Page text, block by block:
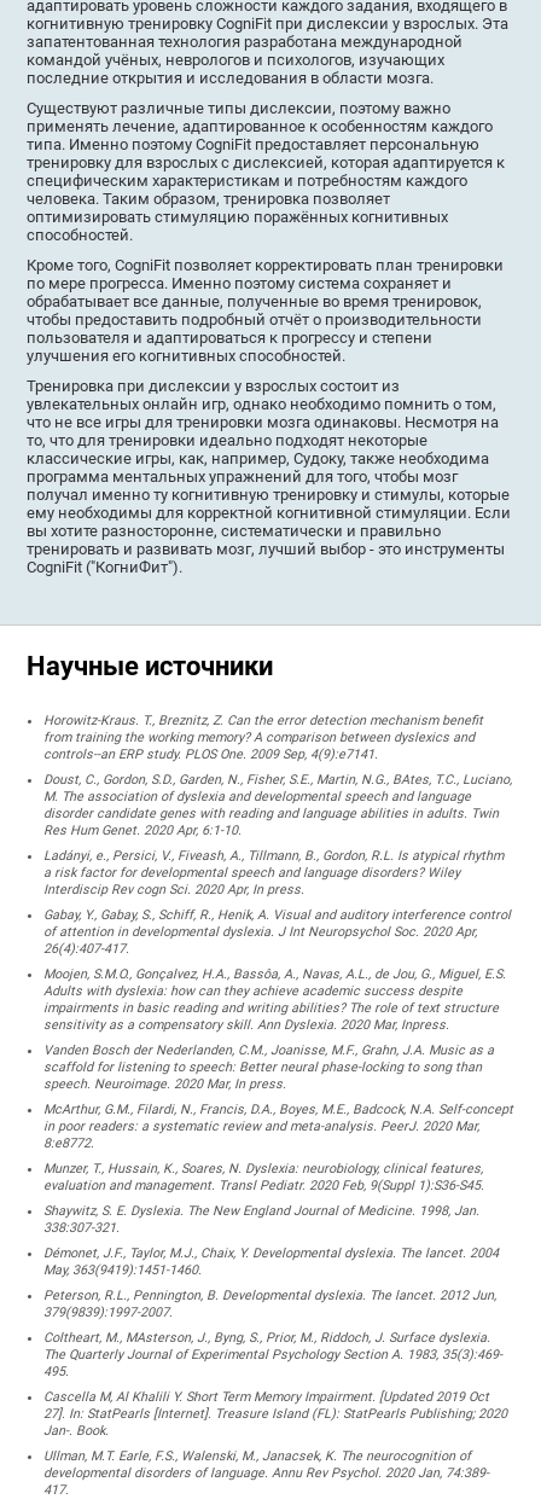
адаптировать уровень сложности каждого задания, входящего в
когнитивную тренировку CogniFit при дислексии у взрослых. Эта
запатентованная технология разработана международной
командой учёных, неврологов и психологов, изучающих
последние открытия и исследования в области мозга.
Существуют различные типы дислексии, поэтому важно
применять лечение, адаптированное к особенностям каждого
типа. Именно поэтому CogniFit предоставляет персональную
тренировку для взрослых с дислексией, которая адаптируется к
специфическим характеристикам и потребностям каждого
человека. Таким образом, тренировка позволяет
оптимизировать стимуляцию поражённых когнитивных
способностей.
Кроме того, CogniFit позволяет корректировать план тренировки
по мере прогресса. Именно поэтому система сохраняет и
обрабатывает все данные, полученные во время тренировок,
чтобы предоставить подробный отчёт о производительности
пользователя и адаптироваться к прогрессу и степени
улучшения его когнитивных способностей.
Тренировка при дислексии у взрослых состоит из
увлекательных онлайн игр, однако необходимо помнить о том,
что не все игры для тренировки мозга одинаковы. Несмотря на
то, что для тренировки идеально подходят некоторые
классические игры, как, например, Судоку, также необходима
программа ментальных упражнений для того, чтобы мозг
получал именно ту когнитивную тренировку и стимулы, которые
ему необходимы для корректной когнитивной стимуляции. Если
вы хотите разносторонне, систематически и правильно
тренировать и развивать мозг, лучший выбор - это инструменты
CogniFit ("КогниФит").
Научные источники
Horowitz-Kraus. T., Breznitz, Z. Can the error detection mechanism benefit
from training the working memory? A comparison between dyslexics and
controls--an ERP study. PLOS One. 2009 Sep, 4(9):e7141.
Doust, C., Gordon, S.D., Garden, N., Fisher, S.E., Martin, N.G., BAtes, T.C., Luciano,
M. The association of dyslexia and developmental speech and language
disorder candidate genes with reading and language abilities in adults. Twin
Res Hum Genet. 2020 Apr, 6:1-10.
Ladányi, e., Persici, V., Fiveash, A., Tillmann, B., Gordon, R.L. Is atypical rhythm
a risk factor for developmental speech and language disorders? Wiley
Interdiscip Rev cogn Sci. 2020 Apr, In press.
Gabay, Y., Gabay, S., Schiff, R., Henik, A. Visual and auditory interference control
of attention in developmental dyslexia. J Int Neuropsychol Soc. 2020 Apr,
26(4):407-417.
Moojen, S.M.O., Gonçalvez, H.A., Bassôa, A., Navas, A.L., de Jou, G., Miguel, E.S.
Adults with dyslexia: how can they achieve academic success despite
impairments in basic reading and writing abilities? The role of text structure
sensitivity as a compensatory skill. Ann Dyslexia. 2020 Mar, Inpress.
Vanden Bosch der Nederlanden, C.M., Joanisse, M.F., Grahn, J.A. Music as a
scaffold for listening to speech: Better neural phase-locking to song than
speech. Neuroimage. 2020 Mar, In press.
McArthur, G.M., Filardi, N., Francis, D.A., Boyes, M.E., Badcock, N.A. Self-concept
in poor readers: a systematic review and meta-analysis. PeerJ. 2020 Mar,
8:e8772.
Munzer, T., Hussain, K., Soares, N. Dyslexia: neurobiology, clinical features,
evaluation and management. Transl Pediatr. 2020 Feb, 9(Suppl 1):S36-S45.
Shaywitz, S. E. Dyslexia. The New England Journal of Medicine. 1998, Jan.
338:307-321.
Démonet, J.F., Taylor, M.J., Chaix, Y. Developmental dyslexia. The lancet. 2004
May, 363(9419):1451-1460.
Peterson, R.L., Pennington, B. Developmental dyslexia. The lancet. 2012 Jun,
379(9839):1997-2007.
Coltheart, M., MAsterson, J., Byng, S., Prior, M., Riddoch, J. Surface dyslexia.
The Quarterly Journal of Experimental Psychology Section A. 1983, 35(3):469-
495.
Cascella M, Al Khalili Y. Short Term Memory Impairment. [Updated 2019 Oct
27]. In: StatPearls [Internet]. Treasure Island (FL): StatPearls Publishing; 2020
Jan-. Book.
Ullman, M.T. Earle, F.S., Walenski, M., Janacsek, K. The neurocognition of
developmental disorders of language. Annu Rev Psychol. 2020 Jan, 74:389-
417.